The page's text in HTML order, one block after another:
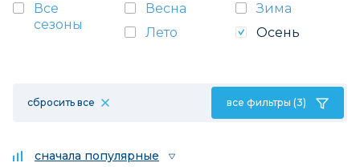
Все
сезоны
Весна
Зима
Лето
Осень
сбросить все все фильтры (3)
сначала популярные